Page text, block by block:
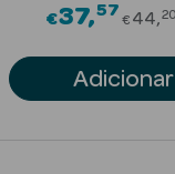
Solares
€37 57
€ 44 20
Adicionar